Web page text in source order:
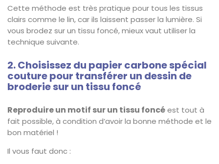
Cette méthode est très pratique pour tous les tissus
clairs comme le lin, car ils laissent passer la lumière. Si
vous brodez sur un tissu foncé, mieux vaut utiliser la
technique suivante.
2. Choisissez du papier carbone spécial
couture pour transférer un dessin de
broderie sur un tissu foncé
Reproduire un motif sur un tissu foncéest tout à
fait possible, à condition d’avoir la bonne méthode et le
bon matériel !
Il vous faut donc :